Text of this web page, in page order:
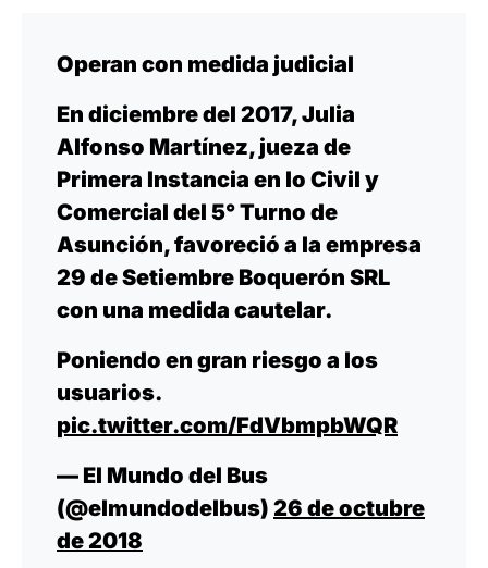
Operan con medida judicial
En diciembre del 2017, Julia
Alfonso Martínez, jueza de
Primera Instancia en lo Civil y
Comercial del 5° Turno de
Asunción, favoreció a la empresa
29 de Setiembre Boquerón SRL
con una medida cautelar.
Poniendo en gran riesgo a los
usuarios.
pic.twitter.com/FdVbmpbWQR
— El Mundo del Bus
(@elmundodelbus) 26 de octubre
de 2018